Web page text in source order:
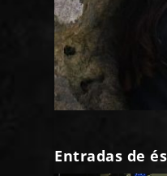
Entradas de